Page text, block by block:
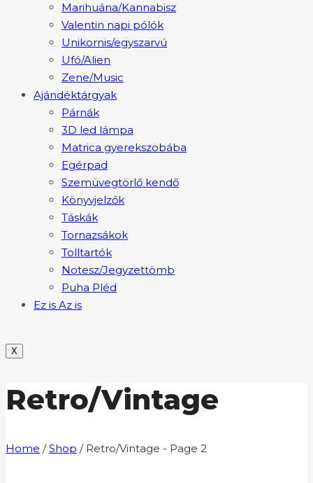
Marihuána/Kannabisz
Valentin napi pólók
Unikornis/egyszarvú
Ufó/Alien
Zene/Music
Ajándéktárgyak
Párnák
3D led lámpa
Matrica gyerekszobába
Egérpad
Szemüvegtörlő kendő
Könyvjelzők
Táskák
Tornazsákok
Tolltartók
Notesz/Jegyzettömb
Puha Pléd
Ez is Az is
X
Retro/Vintage
Home / Shop / Retro/Vintage - Page 2